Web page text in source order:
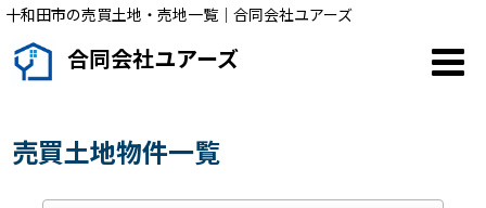
十和田市の売買土地・売地一覧｜合同会社ユアーズ
合同会社ユアーズ
売買土地物件一覧